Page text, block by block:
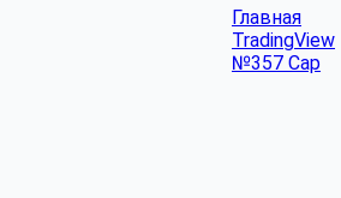
Главная
TradingView
№357 Cap